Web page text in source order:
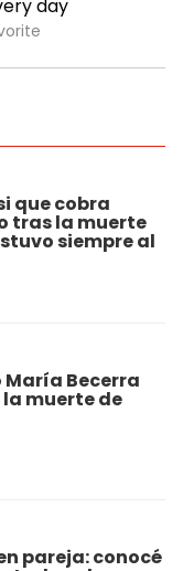
que cobra
tras la muerte
siempre al
María Becerra
muerte de
pareja: conocé